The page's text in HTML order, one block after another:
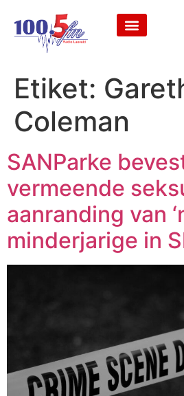
Etiket:
Coleman
SANParke
vermeende
aanranding van
minderjarige in